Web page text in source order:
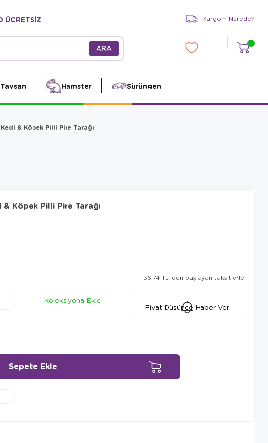
ÜCRETSİZ Kargom Nerede?
Tavşan Hamster Sürüngen
& Köpek Pilli Pire Tarağı
Köpek Pilli Pire Tarağı
36,74 TL 'den başlayan taksitlerle
Koleksiyona Ekle
Fiyat Düşünce Haber Ver